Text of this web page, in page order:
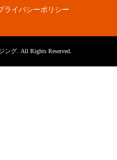
ライバシーポリシー
ング. All Rights Reserved.